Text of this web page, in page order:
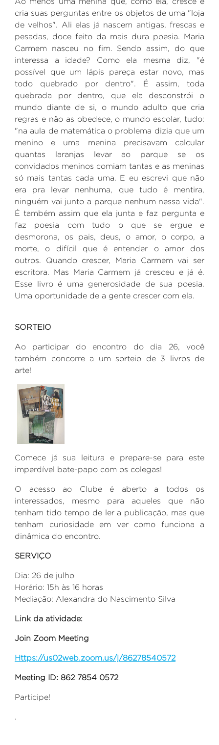
cria suas perguntas entre os objetos de uma "loja
de velhos". Ali elas já nascem antigas, frescas e
pesadas, doce feito da mais dura poesia. Maria
Carmem nasceu no fim. Sendo assim, do que
interessa a idade? Como ela mesma diz, "é
possível que um lápis pareça estar novo, mas
todo quebrado por dentro". É assim, toda
quebrada por dentro, que ela desconstrói o
mundo diante de si, o mundo adulto que cria
regras e não as obedece, o mundo escolar, tudo:
"na aula de matemática o problema dizia que um
menino e uma menina precisavam calcular
quantas laranjas levar ao parque se os
convidados meninos comiam tantas e as meninas
só mais tantas cada uma. E eu escrevi que não
era pra levar nenhuma, que tudo é mentira,
ninguém vai junto a parque nenhum nessa vida".
É também assim que ela junta e faz pergunta e
faz poesia com tudo o que se ergue e
desmorona, os pais, deus, o amor, o corpo, a
morte, o difícil que é entender o amor dos
outros. Quando crescer, Maria Carmem vai ser
escritora. Mas Maria Carmem já cresceu e já é.
Esse livro é uma generosidade de sua poesia.
Uma oportunidade de a gente crescer com ela.
SORTEIO
Ao participar do encontro do dia 26, você
também concorre a um sorteio de 3 livros de
arte!
Comece já sua leitura e prepare-se para este
imperdível bate-papo com os colegas!
O acesso ao Clube é aberto a todos os
interessados, mesmo para aqueles que não
tenham tido tempo de ler a publicação, mas que
tenham curiosidade em ver como funciona a
dinâmica do encontro.
SERVIÇO
Dia: 26 de julho
Horário: 15h às 16 horas
Mediação: Alexandra do Nascimento Silva
Link da atividade:
Join Zoom Meeting
Https://us02web.zoom.us/j/86278540572
Meeting ID: 862 7854 0572
Participe!
.